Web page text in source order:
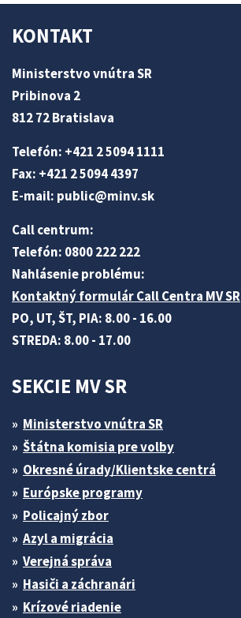
KONTAKT
Ministerstvo vnútra SR
Pribinova 2
812 72 Bratislava
Telefón: +421 2 5094 1111
Fax: +421 2 5094 4397
E-mail: public@minv.sk
Call centrum:
Telefón: 0800 222 222
Nahlásenie problému:
Kontaktný formulár Call Centra MV SR
PO, UT, ŠT, PIA: 8.00 - 16.00
STREDA: 8.00 - 17.00
SEKCIE MV SR
Ministerstvo vnútra SR
Štátna komisia pre volby
Okresné úrady/Klientske centrá
Európske programy
Policajný zbor
Azyl a migrácia
Verejná správa
Hasiči a záchranári
Krízové riadenie